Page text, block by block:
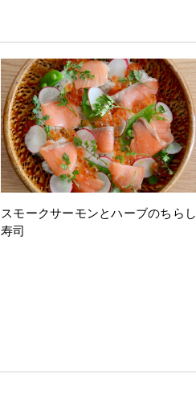
スモークサーモンとハーブのちらし
寿司